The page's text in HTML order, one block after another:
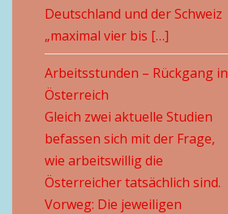
Deutschland und der Schweiz
„maximal vier bis […]
Arbeitsstunden – Rückgang in
Österreich
Gleich zwei aktuelle Studien
befassen sich mit der Frage,
wie arbeitswillig die
Österreicher tatsächlich sind.
Vorweg: Die jeweiligen